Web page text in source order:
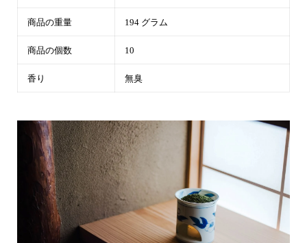
商品の重量 194 グラム
商品の個数 10
香り 無臭